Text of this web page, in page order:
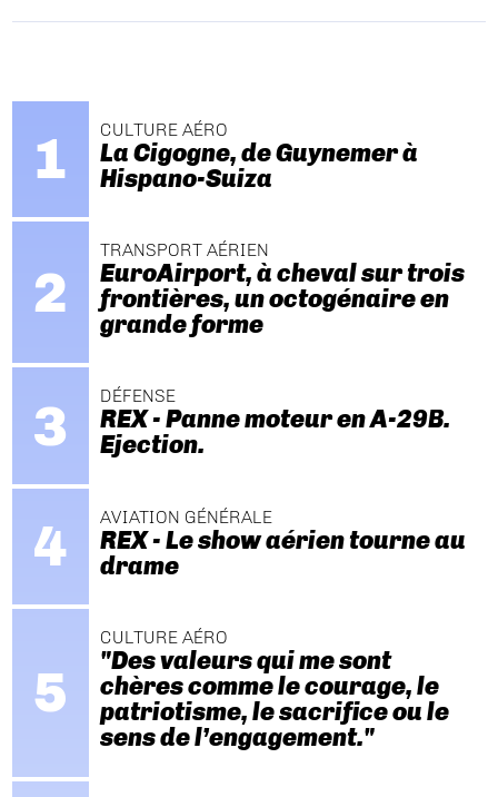
CULTURE AÉRO
La Cigogne, de Guynemer à
Hispano-Suiza
TRANSPORT AÉRIEN
EuroAirport, à cheval sur trois
frontières, un octogénaire en
grande forme
DÉFENSE
REX - Panne moteur en A-29B.
Ejection.
AVIATION GÉNÉRALE
REX - Le show aérien tourne au
drame
CULTURE AÉRO
"Des valeurs qui me sont
chères comme le courage, le
patriotisme, le sacrifice ou le
sens de l’engagement."